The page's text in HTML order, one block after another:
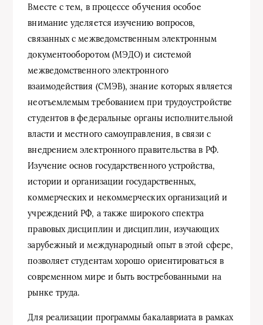
Вместе с тем, в процессе обучения особое
внимание уделяется изучению вопросов,
связанных с межведомственным электронным
документооборотом (МЭДО) и системой
межведомственного электронного
взаимодействия (СМЭВ), знание которых является
неотъемлемым требованием при трудоустройстве
студентов в федеральные органы исполнительной
власти и местного самоуправления, в связи с
внедрением электронного правительства в РФ.
Изучение основ государственного устройства,
истории и организации государственных,
коммерческих и некоммерческих организаций и
учреждений РФ, а также широкого спектра
правовых дисциплин и дисциплин, изучающих
зарубежный и международный опыт в этой сфере,
позволяет студентам хорошо ориентироваться в
современном мире и быть востребованными на
рынке труда.
Для реализации программы бакалавриата в рамках